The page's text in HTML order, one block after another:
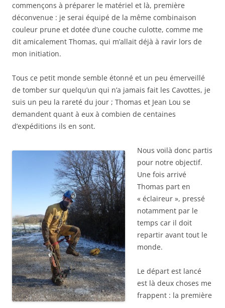
commençons à préparer le matériel et là, première
déconvenue : je serai équipé de la même combinaison
couleur prune et dotée d’une couche culotte, comme me
dit amicalement Thomas, qui m’allait déjà à ravir lors de
mon initiation.
Tous ce petit monde semble étonné et un peu émerveillé
de tomber sur quelqu’un qui n’a jamais fait les Cavottes, je
suis un peu la rareté du jour ; Thomas et Jean Lou se
demandent quant à eux à combien de centaines
d’expéditions ils en sont.
Nous voilà donc partis
pour notre objectif.
Une fois arrivé
Thomas part en
« éclaireur », pressé
notamment par le
temps car il doit
repartir avant tout le
monde.
Le départ est lancé
est là deux choses me
frappent : la première